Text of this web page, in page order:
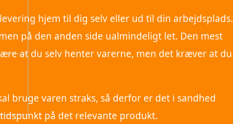
hjem til dig selv eller ud til din arbejdsplads.
på den anden side ualmindeligt let. Den mest
at du selv henter varerne, men det kræver at du
bruge varen straks, så derfor er det i sandhed
på det relevante produkt.